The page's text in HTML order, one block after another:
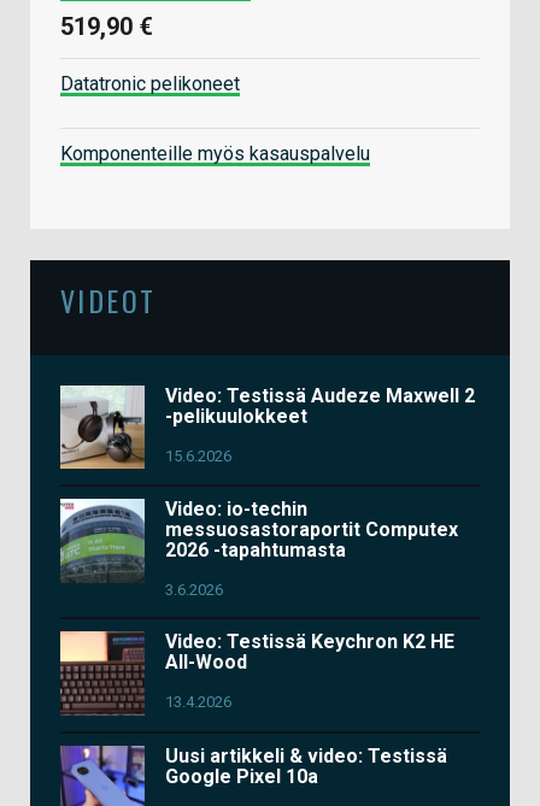
519,90 €
Datatronic pelikoneet
Komponenteille myös kasauspalvelu
VIDEOT
Video: Testissä Audeze Maxwell 2
-pelikuulokkeet
15.6.2026
Video: io-techin
messuosastoraportit Computex
2026 -tapahtumasta
3.6.2026
Video: Testissä Keychron K2 HE
All-Wood
13.4.2026
Uusi artikkeli & video: Testissä
Google Pixel 10a